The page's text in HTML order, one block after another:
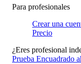
Para profesionales
Crear una
Precio
¿Eres profesional
Prueba Encuadrado